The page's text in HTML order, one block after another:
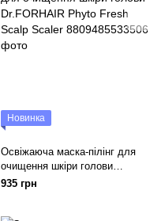
Новинка
Освіжаюча маска-пілінг для
очищення шкіри голови
Dr.FORHAIR Phyto Fresh Scalp
935 грн